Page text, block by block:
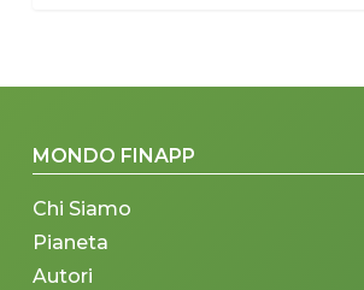
MONDO FINAPP
Chi Siamo
Pianeta
Autori